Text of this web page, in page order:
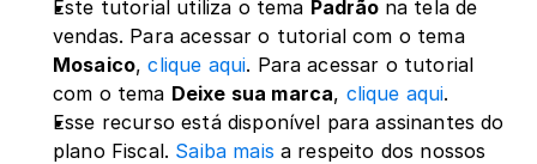
Este tutorial utiliza o tema Padrão na tela de
vendas. Para acessar o tutorial com o tema
Mosaico, clique aqui. Para acessar o tutorial
com o tema Deixe sua marca, clique aqui.
Esse recurso está disponível para assinantes do
plano Fiscal. Saiba mais a respeito dos nossos